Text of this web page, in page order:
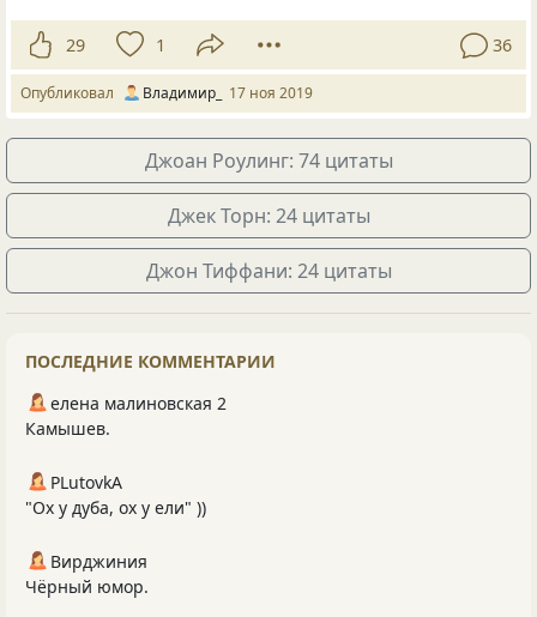
29 1 36
Опубликовал Владимир_ 17 ноя 2019
Джоан Роулинг: 74 цитаты
Джек Торн: 24 цитаты
Джон Тиффани: 24 цитаты
ПОСЛЕДНИЕ КОММЕНТАРИИ
елена малиновская 2
Камышев.
PLutоvkА
"Ох у дуба, ох у ели" ))
Вирджиния
Чёрный юмор.